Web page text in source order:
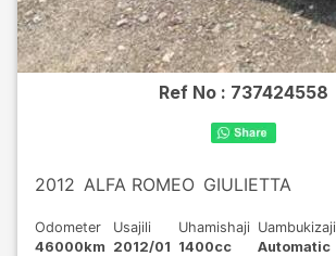
Ref No : 737424558
2012 ALFA ROMEO GIULIETTA
Odometer
46000km
Usajili
2012/01
Uhamishaji
1400cc
Uambukizaji
Automatic